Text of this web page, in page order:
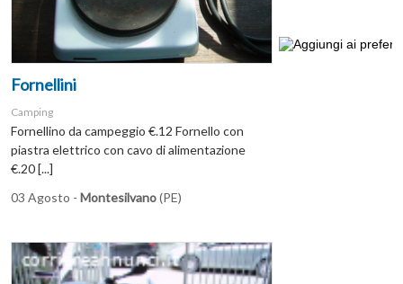
Fornellini
Camping
Fornellino da campeggio €.12 Fornello con
piastra elettrico con cavo di alimentazione
€.20 [...]
03 Agosto - Montesilvano(PE)